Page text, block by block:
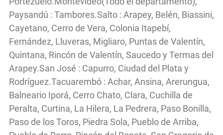
Paysandú : Tambores.Salto : Arapey, Belén, Biassini,
Cayetano, Cerro de Vera, Colonia Itapebí,
Fernández, Lluveras, Migliaro, Puntas de Valentín,
Quintana, Rincón de Valentín, Saucedo y Termas del
Arapey.San José : Capurro, Ciudad del Plata y
Rodríguez.Tacuarembó : Achar, Ansina, Arerungua,
Balneario Iporá, Cerro Chato, Clara, Cuchilla de
Peralta, Curtina, La Hilera, La Pedrera, Paso Bonilla,
Paso de los Toros, Piedra Sola, Pueblo de Arriba,